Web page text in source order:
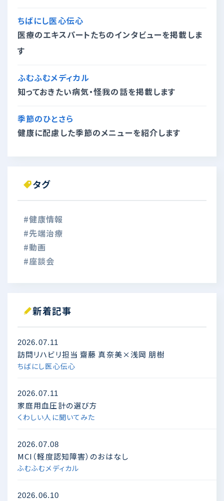
ちばにし医心伝心
医療のエキスパートたちのインタビューを掲載しま
す
ふむふむメディカル
知っておきたい病気・怪我の話を掲載します
季節のひとさら
健康に配慮した季節のメニューを紹介します
タグ
#健康情報
#先端治療
#動画
#座談会
新着記事
2026.07.11
訪問リハビリ担当 齋藤 真奈美×浅岡 朋樹
ちばにし医心伝心
2026.07.11
家庭用血圧計の選び方
くわしい人に聞いてみた
2026.07.08
MCI（軽度認知障害）のおはなし
ふむふむメディカル
2026.06.10